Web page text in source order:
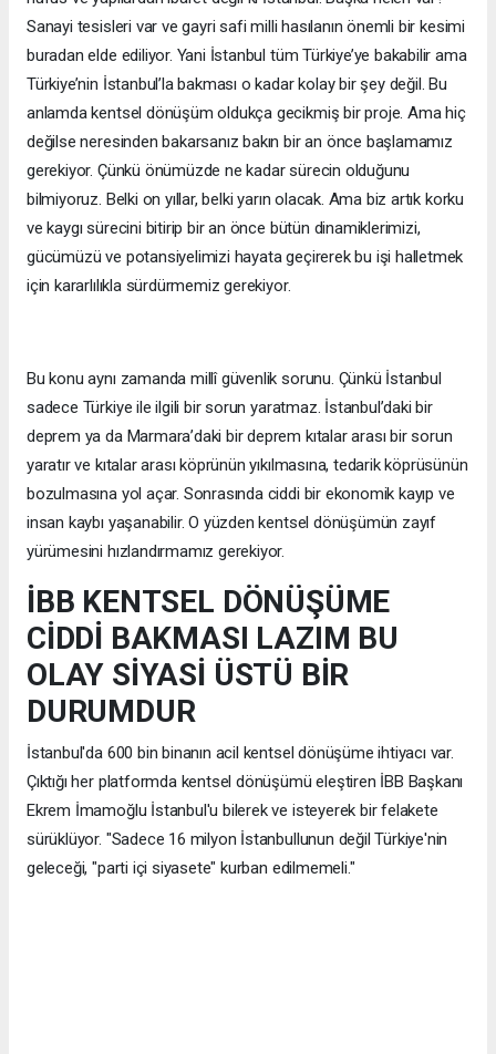
Sanayi tesisleri var ve gayri safi milli hasılanın önemli bir kesimi
buradan elde ediliyor. Yani İstanbul tüm Türkiye’ye bakabilir ama
Türkiye’nin İstanbul’la bakması o kadar kolay bir şey değil. Bu
anlamda kentsel dönüşüm oldukça gecikmiş bir proje. Ama hiç
değilse neresinden bakarsanız bakın bir an önce başlamamız
gerekiyor. Çünkü önümüzde ne kadar sürecin olduğunu
bilmiyoruz. Belki on yıllar, belki yarın olacak. Ama biz artık korku
ve kaygı sürecini bitirip bir an önce bütün dinamiklerimizi,
gücümüzü ve potansiyelimizi hayata geçirerek bu işi halletmek
için kararlılıkla sürdürmemiz gerekiyor.
Bu konu aynı zamanda millî güvenlik sorunu. Çünkü İstanbul
sadece Türkiye ile ilgili bir sorun yaratmaz. İstanbul’daki bir
deprem ya da Marmara’daki bir deprem kıtalar arası bir sorun
yaratır ve kıtalar arası köprünün yıkılmasına, tedarik köprüsünün
bozulmasına yol açar. Sonrasında ciddi bir ekonomik kayıp ve
insan kaybı yaşanabilir. O yüzden kentsel dönüşümün zayıf
yürümesini hızlandırmamız gerekiyor.
İBB KENTSEL DÖNÜŞÜME
CİDDİ BAKMASI LAZIM BU
OLAY SİYASİ ÜSTÜ BİR
DURUMDUR
İstanbul'da 600 bin binanın acil kentsel dönüşüme ihtiyacı var.
Çıktığı her platformda kentsel dönüşümü eleştiren İBB Başkanı
Ekrem İmamoğlu İstanbul'u bilerek ve isteyerek bir felakete
sürüklüyor. "Sadece 16 milyon İstanbullunun değil Türkiye'nin
geleceği, "parti içi siyasete" kurban edilmemeli."